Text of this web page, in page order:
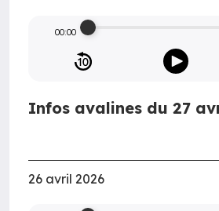
00:00
Infos avalines du 27
26 avril 2026